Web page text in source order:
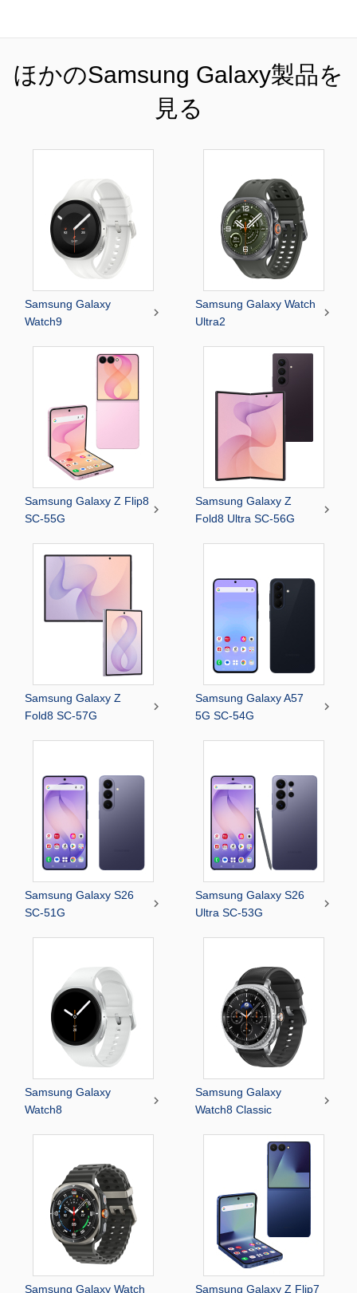
ほかのSamsung Galaxy製品を
見る
Samsung Galaxy
Watch9

Samsung Galaxy Watch
Ultra2

Samsung Galaxy Z Flip8
SC-55G

Samsung Galaxy Z
Fold8 Ultra SC-56G

Samsung Galaxy Z
Fold8 SC-57G

Samsung Galaxy A57
5G SC-54G

Samsung Galaxy S26
SC-51G

Samsung Galaxy S26
Ultra SC-53G

Samsung Galaxy
Watch8

Samsung Galaxy
Watch8 Classic

Samsung Galaxy Watch Samsung Galaxy Z Flip7